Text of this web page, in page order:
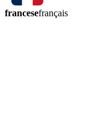
francesefrançais